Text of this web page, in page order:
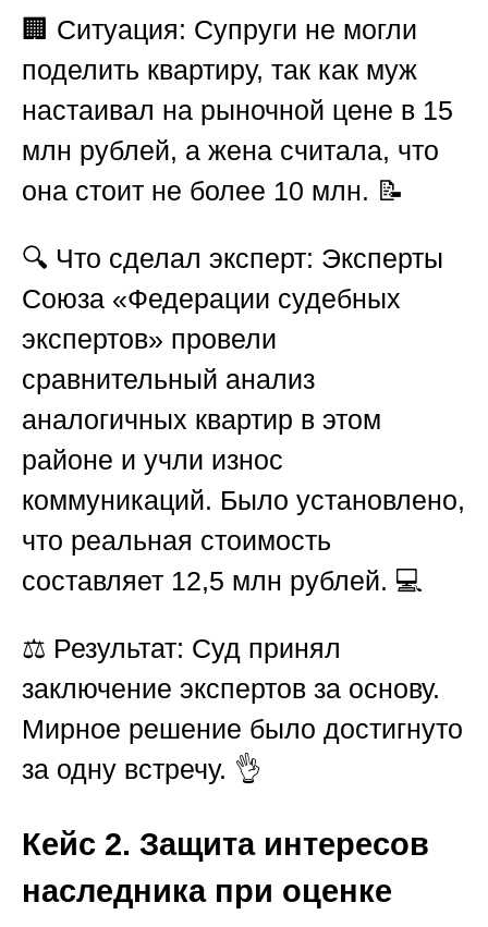
🏢 Ситуация: Супруги не могли
поделить квартиру, так как муж
настаивал на рыночной цене в 15
млн рублей, а жена считала, что
она стоит не более 10 млн. 📝
🔍 Что сделал эксперт: Эксперты
Союза «Федерации судебных
экспертов» провели
сравнительный анализ
аналогичных квартир в этом
районе и учли износ
коммуникаций. Было установлено,
что реальная стоимость
составляет 12,5 млн рублей. 💻
⚖️ Результат: Суд принял
заключение экспертов за основу.
Мирное решение было достигнуто
за одну встречу. 👌
Кейс 2. Защита интересов
наследника при оценке